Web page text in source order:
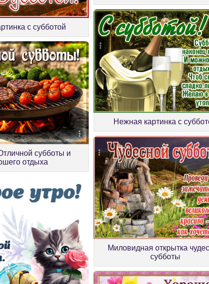
с субботой
субботы и
отдыха
Нежная картинка с
Миловидная открытка
субботы